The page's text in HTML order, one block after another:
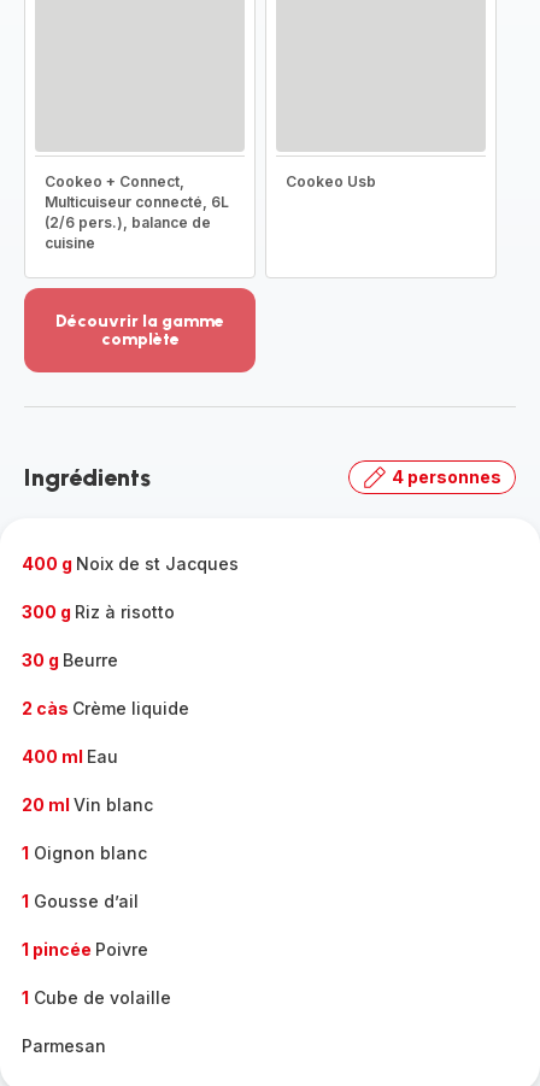
Cookeo + Connect,
Multicuiseur connecté, 6L
(2/6 pers.), balance de
cuisine
Cookeo Usb
Découvrir la gamme
complète
-
gamme
Ingrédients 4 personnes
400 g Noix de st Jacques
300 g Riz à risotto
30 g Beurre
2 càs Crème liquide
400 ml Eau
20 ml Vin blanc
1 Oignon blanc
1 Gousse d’ail
1 pincée Poivre
1 Cube de volaille
Parmesan